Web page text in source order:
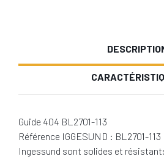
Guide 404 BL2701-113
Référence IGGESUND : BL2701-
Ingessund sont solides et